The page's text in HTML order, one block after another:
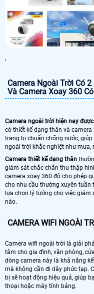
'
Camera Ngoài Trời Có
Và Camera Xoay 360
Camera ngoài trời hiện nay
có thiết kế dạng thân và
trang bị chuẩn chống nước,
ngoài trời khắc nghiệt như mưa,
Camera thiết kế dạng thân
giám sát chắc chắn thu thập
camera xoay 360 độ cho phép
cho nhu cầu thường xuyên tuần
lựa chọn lý tưởng cho việc
nào.
CAMERA WIFI NGOÀI
Camera wifi ngoài trời là giải
tâm cho gia đình, văn phòng,
dòng camera này là khả năng
mà không cần đi dây phức tạp.
bị sẽ hoạt động hiệu quả, giúp
thoại hoặc máy tính bảng.